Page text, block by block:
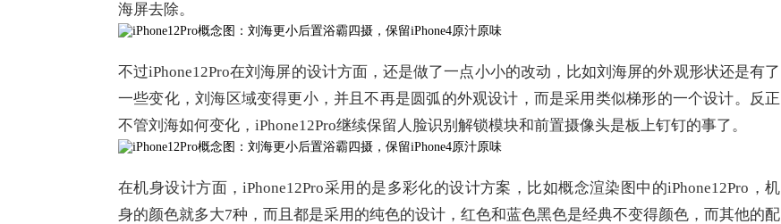
海屏去除。
不过iPhone12Pro在刘海屏的设计方面，还是做了一点小小的改动，比如刘海屏的外观形状还是有了
一些变化，刘海区域变得更小，并且不再是圆弧的外观设计，而是采用类似梯形的一个设计。反正
不管刘海如何变化，iPhone12Pro继续保留人脸识别解锁模块和前置摄像头是板上钉钉的事了。
在机身设计方面，iPhone12Pro采用的是多彩化的设计方案，比如概念渲染图中的iPhone12Pro，机
身的颜色就多大7种，而且都是采用的纯色的设计，红色和蓝色黑色是经典不变得颜色，而其他的配